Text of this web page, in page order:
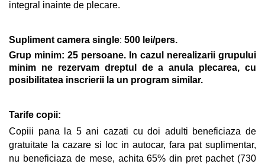
integral inainte de plecare.
Supliment camera single: 500 lei/pers.
Grup minim: 25 persoane. In cazul nerealizarii grupului
minim ne rezervam dreptul de a anula plecarea, cu
posibilitatea inscrierii la un program similar.
Tarife copii:
Copiii pana la 5 ani cazati cu doi adulti beneficiaza de
gratuitate la cazare si loc in autocar, fara pat suplimentar,
nu beneficiaza de mese, achita 65% din pret pachet (730